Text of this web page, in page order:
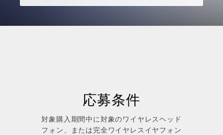
応募条件
対象購入期間中に対象のワイヤレスヘッド
フォン、または完全ワイヤレスイヤフォン